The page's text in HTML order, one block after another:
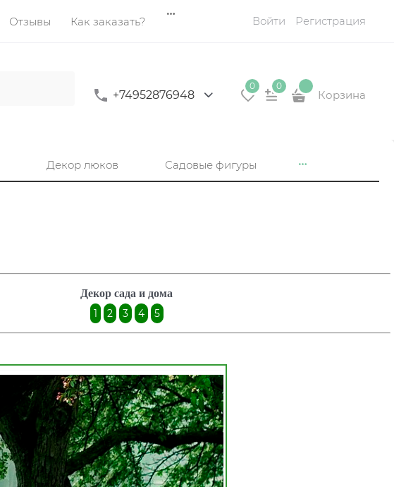
Отзывы Как заказать? Войти Регистрация
+74952876948
0 0
Корзина
Декор люков Садовые фигуры
Декор сада и дома
1 2 3 4 5